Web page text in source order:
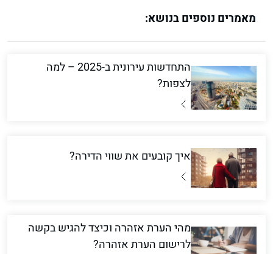
מאמרים נוספים בנושא:
התחדשות עירונית ב-2025 – למה
לצפות?
איך קובעים את שווי הדירה?
מהי הערת אזהרה וכיצד להגיש בקשה
לרישום הערת אזהרה?